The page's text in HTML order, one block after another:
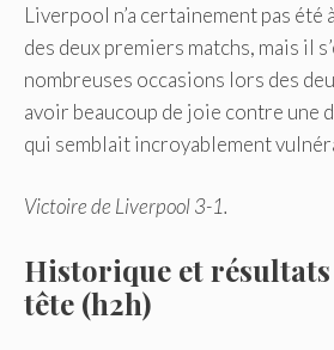
Liverpool n’a certainement pas
des deux premiers matchs, mais il
nombreuses occasions lors des
avoir beaucoup de joie contre une
qui semblait incroyablement
Victoire de Liverpool 3-1.
Historique et
tête (h2h)